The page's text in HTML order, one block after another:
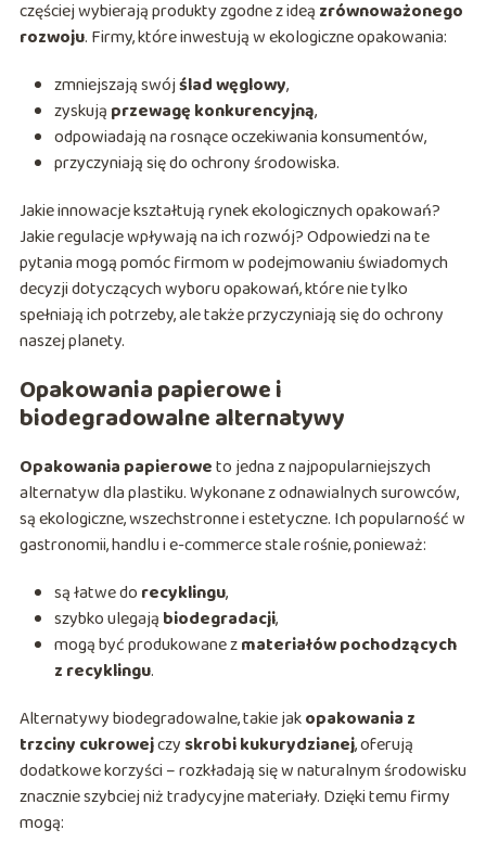
częściej wybierają produkty zgodne z ideą zrównoważonego
rozwoju. Firmy, które inwestują w ekologiczne opakowania:
zmniejszają swójślad węglowy,
zyskują przewagę konkurencyjną,
odpowiadają na rosnące oczekiwania konsumentów,
przyczyniają się do ochrony środowiska.
Jakie innowacje kształtują rynek ekologicznych opakowań?
Jakie regulacje wpływają na ich rozwój? Odpowiedzi na te
pytania mogą pomóc firmom w podejmowaniu świadomych
decyzji dotyczących wyboru opakowań, które nie tylko
spełniają ich potrzeby, ale także przyczyniają się do ochrony
naszej planety.
Opakowania papierowe i
biodegradowalne alternatywy
Opakowania papieroweto jedna z najpopularniejszych
alternatyw dla plastiku. Wykonane z odnawialnych surowców,
są ekologiczne, wszechstronne i estetyczne. Ich popularność w
gastronomii, handlu i e-commerce stale rośnie, ponieważ:
są łatwe do recyklingu,
szybko ulegają biodegradacji,
mogą być produkowane zmateriałów pochodzących
z recyklingu.
Alternatywy biodegradowalne, takie jakopakowania z
trzciny cukrowejczy skrobi kukurydzianej, oferują
dodatkowe korzyści – rozkładają się w naturalnym środowisku
znacznie szybciej niż tradycyjne materiały. Dzięki temu firmy
mogą: